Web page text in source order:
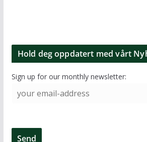
Hold deg oppdatert med vårt
Sign up for our monthly newsletter: